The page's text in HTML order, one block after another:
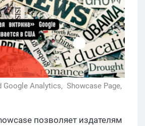
Google Analytics, Showcase Page,
позволяет издателям